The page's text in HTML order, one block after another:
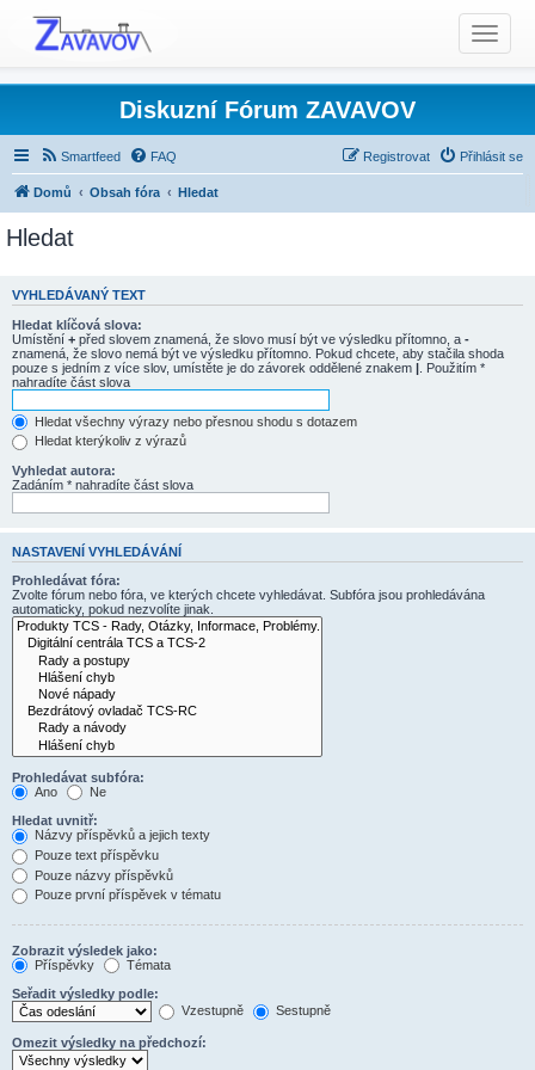
T
o
g
l
e
n
a
i
o
Diskuzní Fórum ZAVAVOV
Smartfeed FAQ Přihlásit se
Registrovat
Domů Obsah fóra Hledat
Hledat
VYHLEDÁVANÝ TEXT
Hledat klíčová slova:
Umístění + před slovem znamená, že slovo musí být ve výsledku přítomno, a -
znamená, že slovo nemá být ve výsledku přítomno. Pokud chcete, aby stačila shoda
pouze s jedním z více slov, umístěte je do závorek oddělené znakem | . Použitím *
nahradíte část slova
Hledat všechny výrazy nebo přesnou shodu s dotazem
Hledat kterýkoliv z výrazů
Vyhledat autora:
Zadáním * nahradíte část slova
NASTAVENÍ VYHLEDÁVÁNÍ
Prohledávat fóra:
Zvolte fórum nebo fóra, ve kterých chcete vyhledávat. Subfóra jsou prohledávána
automaticky, pokud nezvolíte jinak.
Prohledávat subfóra:
Ano
Ne
Hledat uvnitř:
Názvy příspěvků a jejich texty
Pouze text příspěvku
Pouze názvy příspěvků
Pouze první příspěvek v tématu
Zobrazit výsledek jako:
Příspěvky
Témata
Seřadit výsledky podle:
Vzestupně
Sestupně
Omezit výsledky na předchozí: